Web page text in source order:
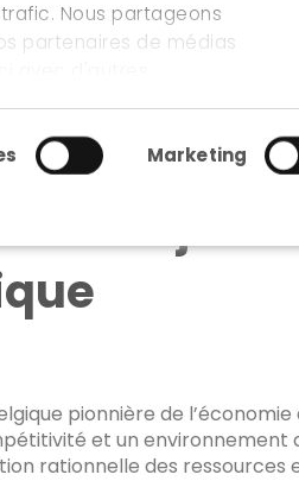
Nous partageons
partenaires de médias
Marketing
et
pionnière de l’économie
et un environnement
rationnelle des ressources